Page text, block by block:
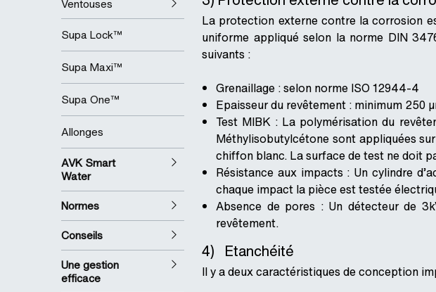
Ventouses
Supa Lock™
Supa Maxi™
Supa One™
Allonges
AVK Smart
Water
Normes
Conseils
Une gestion
efficace
La protection externe contre la corrosion
uniforme appliqué selon la norme DIN
suivants :
Grenaillage : selon norme ISO 12944-4
Epaisseur du revêtement : minimum 250
Test MIBK : La polymérisation du
Méthylisobutylcétone sont appliquées
chiffon blanc. La surface de test ne doit
Résistance aux impacts : Un cylindre
chaque impact la pièce est testée
Absence de pores : Un détecteur de
revêtement.
4) Etanchéité
Il y a deux caractéristiques de conception